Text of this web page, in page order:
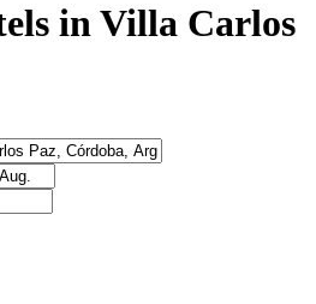
in Villa Carlos